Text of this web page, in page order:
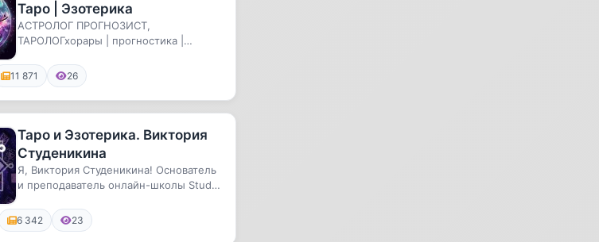
Таро | Эзотерика
АСТРОЛОГ ПРОГНОЗИСТ,
ТАРОЛОГхорары | прогностика |
прогнозов • отв...
11 871 26
Таро и Эзотерика. Виктория
Студеникина
Я, Виктория Студеникина! Основатель
и преподаватель онлайн-школы Study
6 342 23